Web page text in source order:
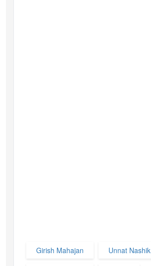
Girish Mahajan Unnat Nashik